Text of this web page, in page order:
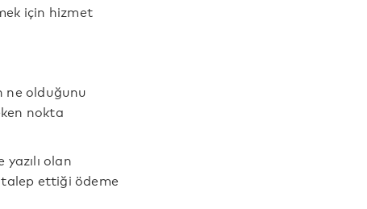
için hizmet
ne olduğunu
nokta
olan
talep ettiği ödeme